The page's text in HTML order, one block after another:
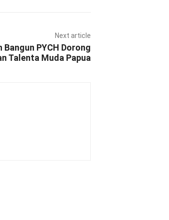
Next article
Bangun PYCH Dorong
Talenta Muda Papua